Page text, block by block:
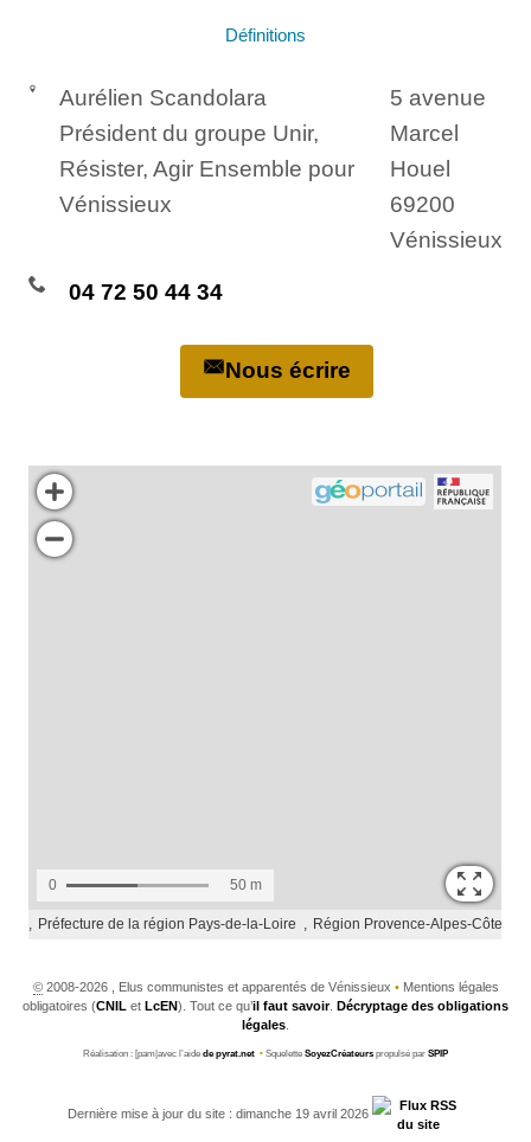
Définitions
Aurélien Scandolara
Président du groupe Unir,
Résister, Agir Ensemble pour
Vénissieux
5 avenue
Marcel
Houel
69200
Vénissieux
04 72 50 44 34
Nous écrire
©2008-2026 , Elus communistes et apparentés de Vénissieux •Mentions légales
obligatoires (CNIL et LcEN). Tout ce qu’il faut savoir. Décryptage des obligations
légales
Réalisation : [pam|avec l’aide de pyrat.net • Squelette SoyezCréateurs propulsé par SPIP
Dernière mise à jour du site : dimanche 19 avril 2026